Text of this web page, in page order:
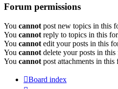
Forum permissions
You cannot post new topics in this
You cannot reply to topics in this
You cannot edit your posts in this
You cannot delete your posts in
You cannot post attachments in this
Board index